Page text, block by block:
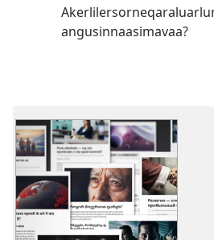
angusinnaasimavaa?